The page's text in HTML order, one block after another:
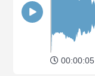
00:00:05